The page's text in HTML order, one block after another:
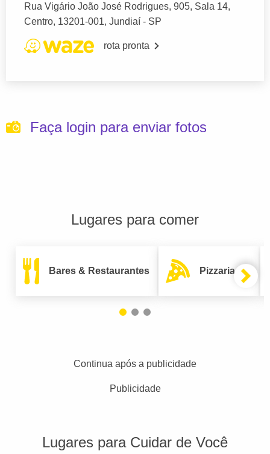
Rua Vigário João José Rodrigues, 905, Sala 14,
Centro, 13201-001, Jundiaí - SP
rota pronta
Faça login para enviar fotos
Lugares para comer
Bares & Restaurantes Pizzarias
Continua após a publicidade
Publicidade
Lugares para Cuidar de Você